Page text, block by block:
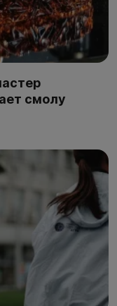
смолу